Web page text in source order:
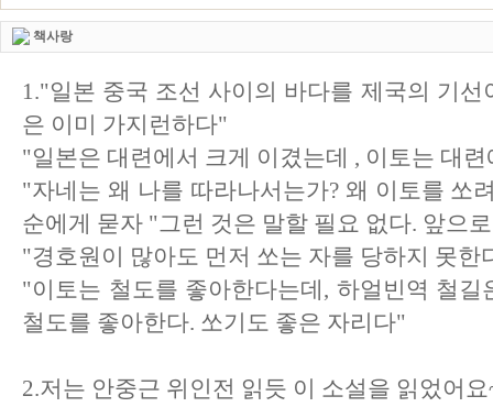
책사랑
1."일본 중국 조선 사이의 바다를 제국의 기
은 이미 가지런하다"
"일본은 대련에서 크게 이겼는데 , 이토는 대
"자네는 왜 나를 따라나서는가? 왜 이토를 쏘
순에게 묻자 "그런 것은 말할 필요 없다. 앞으
"경호원이 많아도 먼저 쏘는 자를 당하지 못한
"이토는 철도를 좋아한다는데, 하얼빈역 철
철도를 좋아한다. 쏘기도 좋은 자리다"
2.저는 안중근 위인전 읽듯 이 소설을 읽었어